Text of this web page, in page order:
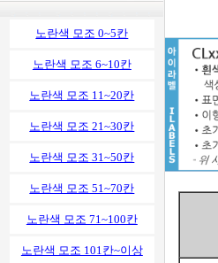
노란색 모조 0~5칸
노란색 모조 6~10칸
노란색 모조 11~20칸
노란색 모조 21~30칸
노란색 모조 31~50칸
노란색 모조 51~70칸
노란색 모조 71~100칸
노란색 모조 101칸~이상